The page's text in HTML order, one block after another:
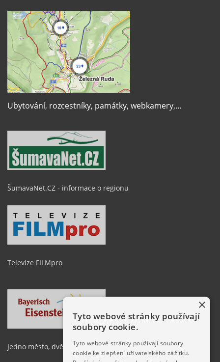
Ubytování, rozcestníky, památky, webkamery,…
ŠumavaNet.CZ - informace o regionu
Televize FILMpro
Jedno město, dvě země
×
Tyto webové stránky používají
soubory cookie.
Tyto webové stránky používají soubory
cookie ke zlepšení uživatelského zážitku.